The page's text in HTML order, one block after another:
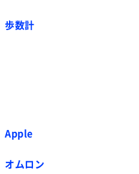
歩数計
Apple
オムロン